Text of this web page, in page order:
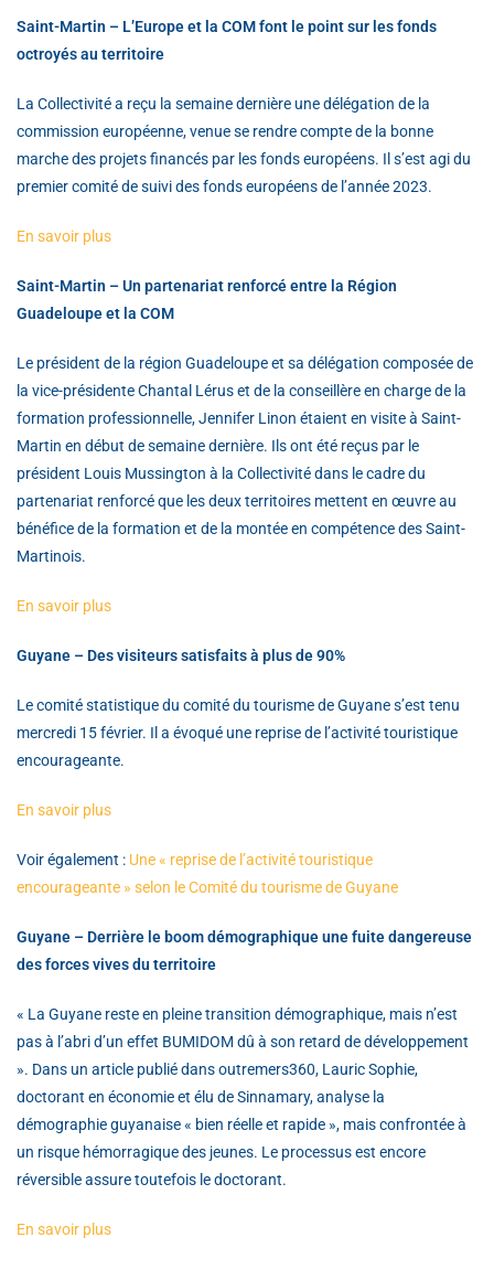
Saint-Martin – L’Europe et la COM font le point sur les fonds
octroyés au territoire
La Collectivité a reçu la semaine dernière une délégation de la
commission européenne, venue se rendre compte de la bonne
marche des projets financés par les fonds européens. Il s’est agi du
premier comité de suivi des fonds européens de l’année 2023.
En savoir plus
Saint-Martin – Un partenariat renforcé entre la Région
Guadeloupe et la COM
Le président de la région Guadeloupe et sa délégation composée de
la vice-présidente Chantal Lérus et de la conseillère en charge de la
formation professionnelle, Jennifer Linon étaient en visite à Saint-
Martin en début de semaine dernière. Ils ont été reçus par le
président Louis Mussington à la Collectivité dans le cadre du
partenariat renforcé que les deux territoires mettent en œuvre au
bénéfice de la formation et de la montée en compétence des Saint-
Martinois.
En savoir plus
Guyane – Des visiteurs satisfaits à plus de 90%
Le comité statistique du comité du tourisme de Guyane s’est tenu
mercredi 15 février. Il a évoqué une reprise de l’activité touristique
encourageante.
En savoir plus
Voir également : Une « reprise de l’activité touristique
encourageante » selon le Comité du tourisme deGuyane
Guyane – Derrière le boom démographique une fuite dangereuse
des forces vives du territoire
« La Guyane reste en pleine transition démographique, mais n’est
pas à l’abri d’un effet BUMIDOM dû à son retard de développement
». Dans un article publié dans outremers360, Lauric Sophie,
doctorant en économie et élu de Sinnamary, analyse la
démographie guyanaise « bien réelle et rapide », mais confrontée à
un risque hémorragique des jeunes. Le processus est encore
réversible assure toutefois le doctorant.
En savoir plus